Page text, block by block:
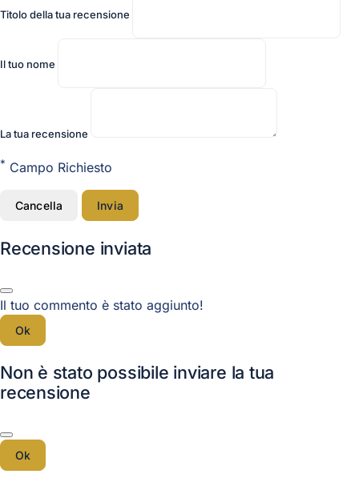
Titolo della tua recensione
Il tuo nome
La tua recensione
* Campo Richiesto
Cancella Invia
Recensione inviata
Il tuo commento è stato aggiunto!
Ok
Non è stato possibile inviare la tua
recensione
Ok